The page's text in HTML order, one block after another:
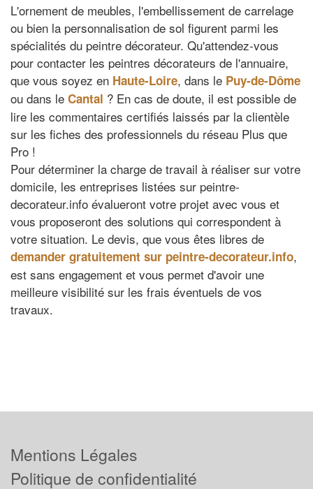
L'ornement de meubles, l'embellissement de carrelage
ou bien la personnalisation de sol figurent parmi les
spécialités du peintre décorateur. Qu'attendez-vous
pour contacter les peintres décorateurs de l'annuaire,
que vous soyez en Haute-Loire, dans le Puy-de-Dôme
ou dans le Cantal ? En cas de doute, il est possible de
lire les commentaires certifiés laissés par la clientèle
sur les fiches des professionnels du réseau Plus que
Pro !
Pour déterminer la charge de travail à réaliser sur votre
domicile, les entreprises listées sur peintre-
decorateur.info évalueront votre projet avec vous et
vous proposeront des solutions qui correspondent à
votre situation. Le devis, que vous êtes libres de
demander gratuitement sur peintre-decorateur.info,
est sans engagement et vous permet d'avoir une
meilleure visibilité sur les frais éventuels de vos
travaux.
Mentions Légales
Politique de confidentialité